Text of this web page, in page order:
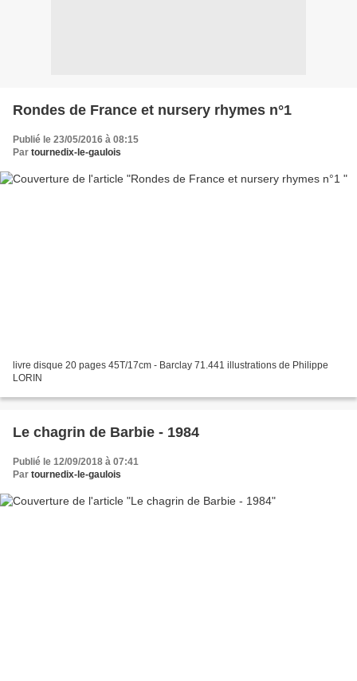
Rondes de France et nursery rhymes n°1
Publié le 23/05/2016 à 08:15
Par tournedix-le-gaulois
livre disque 20 pages 45T/17cm - Barclay 71.441 illustrations de Philippe
LORIN
Le chagrin de Barbie - 1984
Publié le 12/09/2018 à 07:41
Par tournedix-le-gaulois